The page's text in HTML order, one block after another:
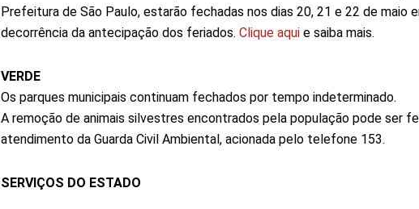
Prefeitura de São Paulo, estarão fechadas nos dias 20, 21 e 22 de maio
decorrência da antecipação dos feriados. Clique aquie saiba mais.
VERDE
Os parques municipais continuam fechados por tempo indeterminado.
A remoção de animais silvestres encontrados pela população pode ser
atendimento da Guarda Civil Ambiental, acionada pelo telefone 153.
SERVIÇOS DO ESTADO